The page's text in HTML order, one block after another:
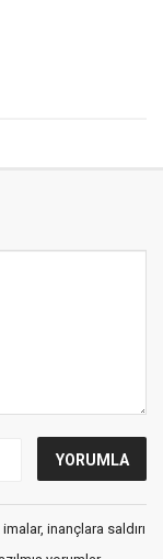
inançlara saldırı